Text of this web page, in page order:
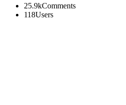
25.9kComments
118Users